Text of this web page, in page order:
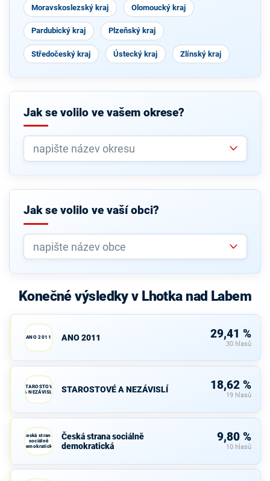
Moravskoslezský kraj Olomoucký kraj
Pardubický kraj Plzeňský kraj
Středočeský kraj Ústecký kraj Zlínský kraj
Jak se volilo ve vašem okrese?
Jak se volilo ve vaší obci?
Konečné výsledky v Lhotka nad Labem
ANO 2011 ANO 2011 29,41 %
30 hlasů
STAROSTOVÉ
A NEZÁVISLÍ
STAROSTOVÉ A NEZÁVISLÍ 18,62 %
19 hlasů
Česká strana
sociálně
demokratická
Česká strana sociálně
demokratická
9,80 %
10 hlasů